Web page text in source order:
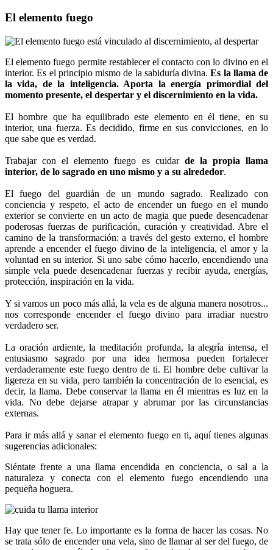
El elemento fuego
El elemento fuego permite restablecer el contacto con lo divino en el
interior. Es el principio mismo de la sabiduría divina.Es la llama de
la vida, de la inteligencia. Aporta la energía primordial del
momento presente, el despertar y el discernimiento en la vida.
El hombre que ha equilibrado este elemento en él tiene, en su
interior, una fuerza. Es decidido, firme en sus convicciones, en lo
que sabe que es verdad.
Trabajar con el elemento fuego es cuidar de la propia llama
interior, de lo sagrado en uno mismo y a su alrededor.
El fuego del guardián de un mundo sagrado. Realizado con
conciencia y respeto, el acto de encender un fuego en el mundo
exterior se convierte en un acto de magia que puede desencadenar
poderosas fuerzas de purificación, curación y creatividad. Abre el
camino de la transformación: a través del gesto externo, el hombre
aprende a encender el fuego divino de la inteligencia, el amor y la
voluntad en su interior. Si uno sabe cómo hacerlo, encendiendo una
simple vela puede desencadenar fuerzas y recibir ayuda, energías,
protección, inspiración en la vida.
Y si vamos un poco más allá, la vela es de alguna manera nosotros...
nos corresponde encender el fuego divino para irradiar nuestro
verdadero ser.
La oración ardiente, la meditación profunda, la alegría intensa, el
entusiasmo sagrado por una idea hermosa pueden fortalecer
verdaderamente este fuego dentro de ti. El hombre debe cultivar la
ligereza en su vida, pero también la concentración de lo esencial, es
decir, la llama. Debe conservar la llama en él mientras es luz en la
vida. No debe dejarse atrapar y abrumar por las circunstancias
externas.
Para ir más allá y sanar el elemento fuego en ti, aquí tienes algunas
sugerencias adicionales:
Siéntate frente a una llama encendida en conciencia, o sal a la
naturaleza y conecta con el elemento fuego encendiendo una
pequeña hoguera.
Hay que tener fe. Lo importante es la forma de hacer las cosas. No
se trata sólo de encender una vela, sino de llamar al ser del fuego, de